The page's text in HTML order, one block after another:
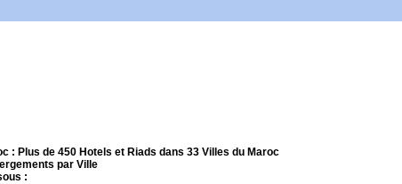
: Plus de 450 Hotels et Riads dans 33 Villes du Maroc
par Ville
: